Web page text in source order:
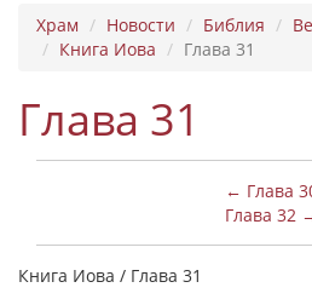
Храм Новости Библия
Книга Иова
Глава 31
Глава 31
← Глава
Глава 32
Книга Иова / Глава 31